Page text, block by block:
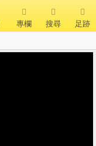
專欄 搜尋 足跡
搜 尋